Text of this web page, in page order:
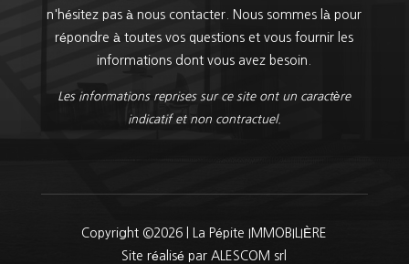
n'hésitez pas à nous contacter. Nous sommes là pour
répondre à toutes vos questions et vous fournir les
informations dont vous avez besoin.
Les informations reprises sur ce site ont un caractère
indicatif et non contractuel.
Copyright ©2026 | La Pépite IMMOBILIÈRE
Site réalisé par ALESCOM srl